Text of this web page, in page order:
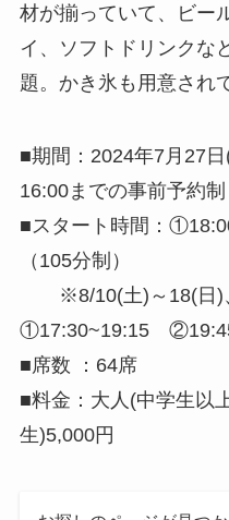
材が揃っていて、ビー
イ、ソフトドリンクな
題。かき氷も用意され
■期間：2024年7月27
16:00までの事前予約制
■スタート時間：
（105分制）
※8/10(土)～18(日)、
①17:30~19:15 ②19:45
■席数 ：64席
■料金：大人(中学生以
生)5,000円